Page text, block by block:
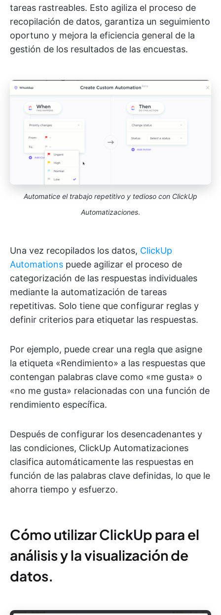
tareas rastreables. Esto agiliza el proceso de
recopilación de datos, garantiza un seguimiento
oportuno y mejora la eficiencia general de la
gestión de los resultados de las encuestas.
Automatice el trabajo repetitivo y tedioso con ClickUp
Automatizaciones.
Una vez recopilados los datos, ClickUp
Automations puede agilizar el proceso de
categorización de las respuestas individuales
mediante la automatización de tareas
repetitivas. Solo tiene que configurar reglas y
definir criterios para etiquetar las respuestas.
Por ejemplo, puede crear una regla que asigne
la etiqueta «Rendimiento» a las respuestas que
contengan palabras clave como «me gusta» o
«no me gusta» relacionadas con una función de
rendimiento específica.
Después de configurar los desencadenantes y
las condiciones, ClickUp Automatizaciones
clasifica automáticamente las respuestas en
función de las palabras clave definidas, lo que le
ahorra tiempo y esfuerzo.
Cómo utilizar ClickUp para el
análisis y la visualización de
datos.